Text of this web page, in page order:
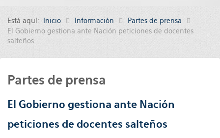
Está aquí: Inicio Información
Partes de prensa
El Gobierno gestiona ante Nación peticiones de docentes
salteños
Partes de prensa
El Gobierno gestiona ante Nación
peticiones de docentes salteños